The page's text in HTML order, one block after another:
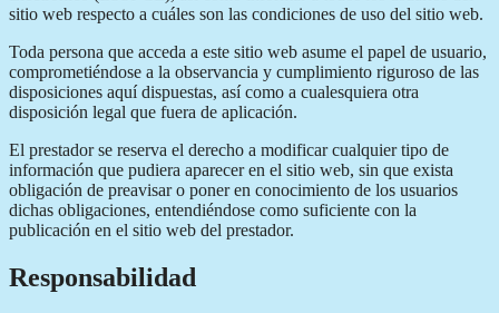
sitio web respecto a cuáles son las condiciones de uso del sitio web.
Toda persona que acceda a este sitio web asume el papel de usuario,
comprometiéndose a la observancia y cumplimiento riguroso de las
disposiciones aquí dispuestas, así como a cualesquiera otra
disposición legal que fuera de aplicación.
El prestador se reserva el derecho a modificar cualquier tipo de
información que pudiera aparecer en el sitio web, sin que exista
obligación de preavisar o poner en conocimiento de los usuarios
dichas obligaciones, entendiéndose como suficiente con la
publicación en el sitio web del prestador.
Responsabilidad